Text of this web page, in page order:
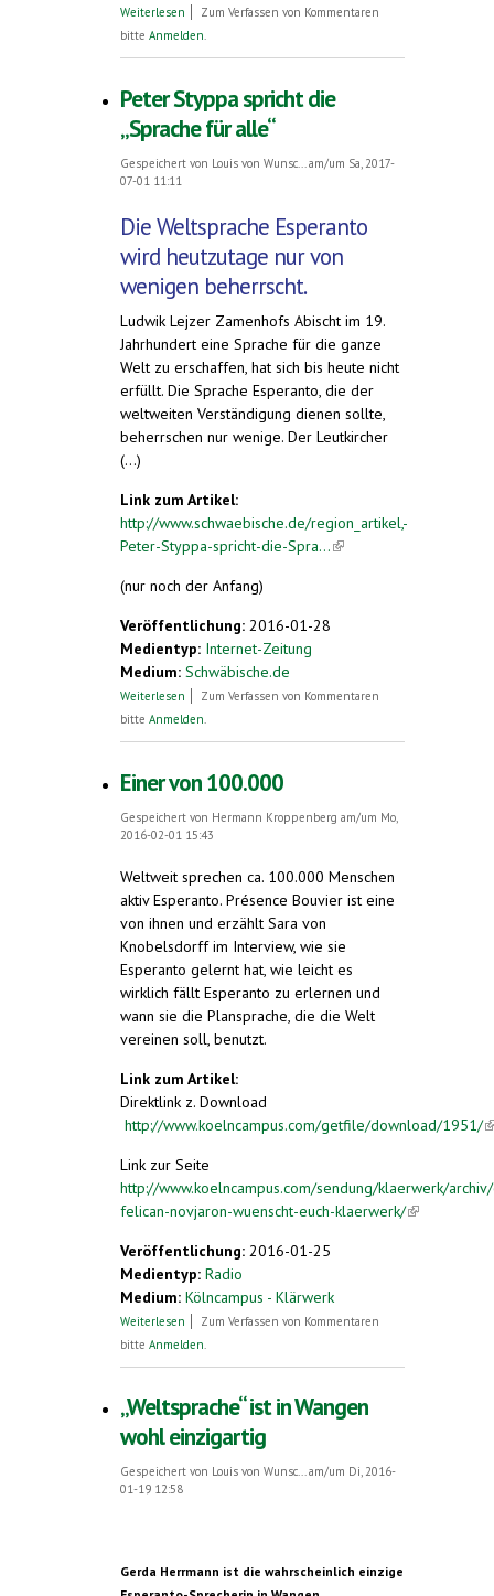
Weiterlesen über Ganz einfach: Alle Substantive
Zum Verfassen von Kommentaren
bitte Anmelden.
Peter Styppa spricht die
„Sprache für alle“
Gespeichert von Louis von Wunsc...am/um Sa, 2017-
07-01 11:11
Die Weltsprache Esperanto
wird heutzutage nur von
wenigen beherrscht.
Ludwik Lejzer Zamenhofs Abischt im 19.
Jahrhundert eine Sprache für die ganze
Welt zu erschaffen, hat sich bis heute nicht
erfüllt. Die Sprache Esperanto, die der
weltweiten Verständigung dienen sollte,
beherrschen nur wenige. Der Leutkircher
(...)
Link zum Artikel:
http://www.schwaebische.de/region_artikel,-
Peter-Styppa-spricht-die-Spra...(link is
(nur noch der Anfang)
Veröffentlichung: 2016-01-28
Medientyp: Internet-Zeitung
Medium: Schwäbische.de
Weiterlesen über Peter Styppa spricht die „Sprache für
Zum Verfassen von Kommentaren
bitte Anmelden.
Einer von 100.000
Gespeichert von Hermann Kroppenberg am/um Mo,
2016-02-01 15:43
Weltweit sprechen ca. 100.000 Menschen
aktiv Esperanto. Présence Bouvier ist eine
von ihnen und erzählt Sara von
Knobelsdorff im Interview, wie sie
Esperanto gelernt hat, wie leicht es
wirklich fällt Esperanto zu erlernen und
wann sie die Plansprache, die die Welt
vereinen soll, benutzt.
Link zum Artikel:
Direktlink z. Download
http://www.koelncampus.com/getfile/download/1951/
Link zur Seite
http://www.koelncampus.com/sendung/klaerwerk/
felican-novjaron-wuenscht-euch-klaerwerk/(link is
Veröffentlichung: 2016-01-25
Medientyp: Radio
Medium: Kölncampus - Klärwerk
Weiterlesen über Einer von 100.000
Zum Verfassen von Kommentaren
bitte Anmelden
„Weltsprache“ ist in Wangen
wohl einzigartig
Gespeichert von Louis von Wunsc...am/um Di, 2016-
01-19 12:58
Gerda Herrmann ist die wahrscheinlich einzige